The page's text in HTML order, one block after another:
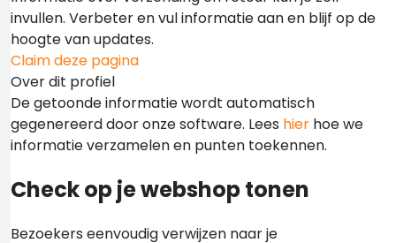
invullen. Verbeter en vul informatie aan en blijf op de
hoogte van updates.
Claim deze pagina
Over dit profiel
De getoonde informatie wordt automatisch
gegenereerd door onze software. Lees hier hoe we
informatie verzamelen en punten toekennen.
Check op je webshop tonen
Bezoekers eenvoudig verwijzen naar je